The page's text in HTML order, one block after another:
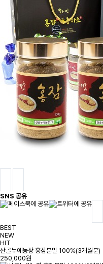
SNS 공유
BEST
NEW
HIT
산골누에농장 홍잠분말 100%(3개월분)
250,000원